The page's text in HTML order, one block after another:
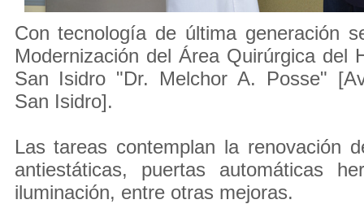
Con tecnología de última generación
Modernización del Área Quirúrgica del
San Isidro "Dr. Melchor A. Posse"
San Isidro].
Las tareas contemplan la renovación
antiestáticas, puertas automáticas
iluminación, entre otras mejoras.